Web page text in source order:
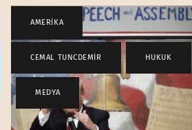
AMERİKA ,
CEMAL TUNCDEMİR , HUKUK
, MEDYA